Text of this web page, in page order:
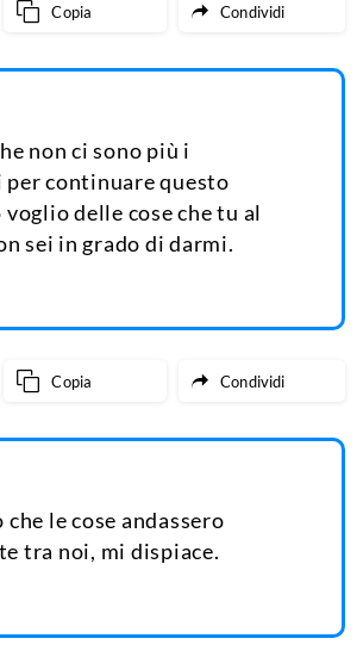
Copia Condividi
non ci sono più i
continuare questo
delle cose che tu al
sei in grado di darmi.
Copia Condividi
le cose andassero
tra noi, mi dispiace.